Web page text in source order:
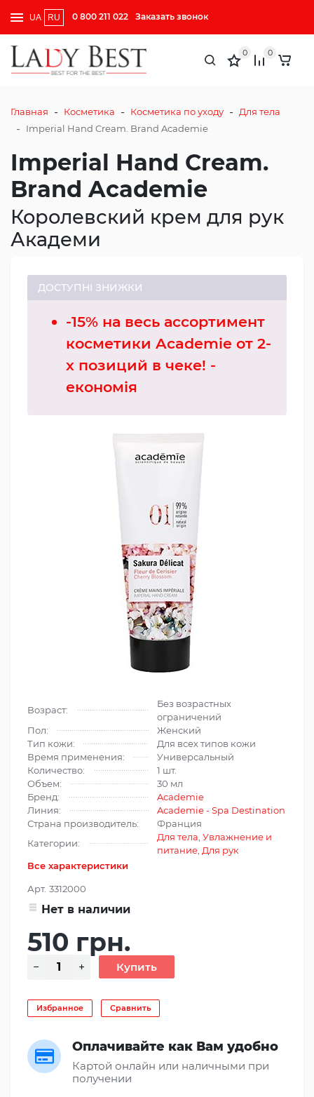
UA RU 0 800 211 022 Заказать звонок
0 0
Главная - Косметика - Косметика по уходу - Для тела
- Imperial Hand Cream. Brand Academie
Imperial Hand Cream.
Brand Academie
Королевский крем для рук
Академи
ДОСТУПНІ ЗНИЖКИ
-15% на весь ассортимент
косметики Academie от 2-
х позиций в чеке! -
економія
Возраст:
Без возрастных
ограничений
Пол:
Женский
Тип кожи:
Для всех типов кожи
Время применения:
Универсальный
Количество:
1 шт.
Объем:
30 мл
Бренд:
Academie
Линия:
Academie - Spa Destination
Страна производитель:
Франция
Категории:
Для тела Увлажнение и
питание Для рук
Все характеристики
Арт. 3312000
Нет в наличии
510 грн.
Избранное Сравнить
Оплачивайте как Вам удобно
Картой онлайн или наличными при
получении